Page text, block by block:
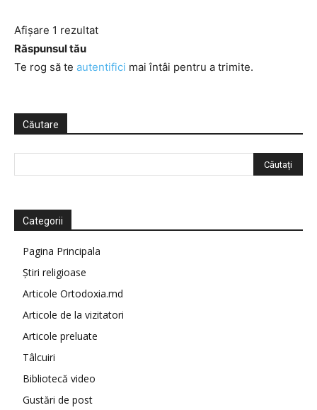
Afișare 1 rezultat
Răspunsul tău
Te rog să te autentifici mai întâi pentru a trimite.
Căutare
Categorii
Pagina Principala
Știri religioase
Articole Ortodoxia.md
Articole de la vizitatori
Articole preluate
Tâlcuiri
Bibliotecă video
Gustări de post